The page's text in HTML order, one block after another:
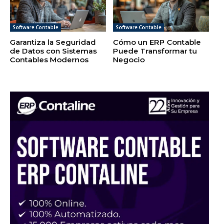
Software Contable
Garantiza la Seguridad
de Datos con Sistemas
Contables Modernos
Software Contable
Cómo un ERP Contable
Puede Transformar tu
Negocio